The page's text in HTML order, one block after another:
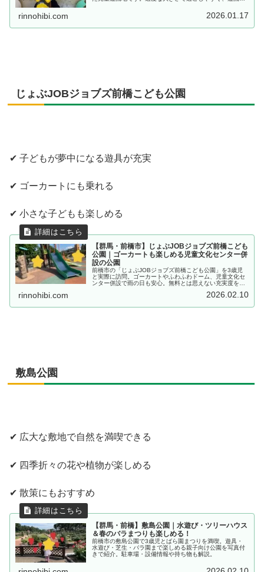
rinnohibi.com 2026.01.17
じょぶJOBジョブズ前橋こども公園
✔ 子どもが夢中になる遊具が充実
✔ ゴーカートにも乗れる
✔ 小さな子どもも楽しめる
【群馬・前橋市】じょぶJOBジョブズ前橋こども
公園｜ゴーカートも楽しめる児童文化センター併
設の公園
前橋市の「じょぶJOBジョブズ前橋こども公園」を3歳児
と実際に訪問。ゴーカートやふわふわドーム、児童文化セ
ンター併設で雨の日も安心。無料とは思えない充実度を詳
rinnohibi.com 2026.02.10
敷島公園
✔ 広大な敷地で自然を満喫できる
✔ 四季折々の花や植物が楽しめる
✔ 散策にもおすすめ
【群馬・前橋】敷島公園｜水遊び・ツリーハウス
＆春のバラまつりも楽しめる！
前橋市の敷島公園で3歳児とばら園まつりを満喫。遊具・
水遊び・芝生・バラ園まで楽しめる親子向け公園を写真付
きで紹介。駐車場・設備情報や持ち物も解説。